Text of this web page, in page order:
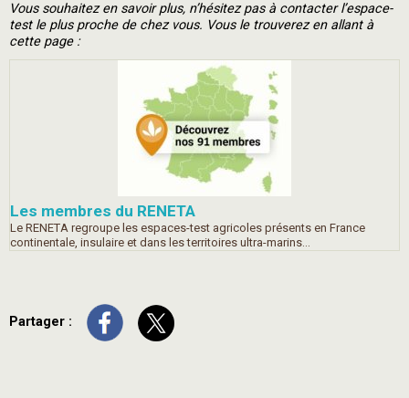
Vous souhaitez en savoir plus, n’hésitez pas à contacter l’espace-
test le plus proche de chez vous. Vous le trouverez en allant à
cette page :
Les membres du RENETA
Le RENETA regroupe les espaces-test agricoles présents en France
continentale, insulaire et dans les territoires ultra-marins...
Partager :